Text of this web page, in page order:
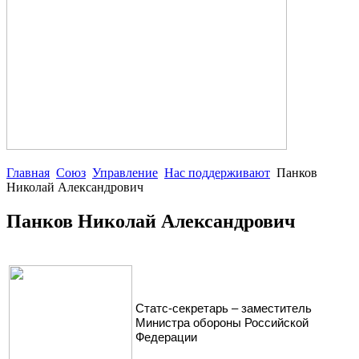
Главная Союз Управление Нас поддерживают Панков
Николай Александрович
Панков Николай Александрович
Статс-секретарь – заместитель
Министра обороны Российской
Федерации